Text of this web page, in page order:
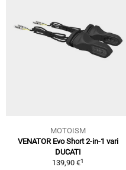
MOTOISM
VENATOR Evo Short 2-in-1 vari
DUCATI
139,90 €1